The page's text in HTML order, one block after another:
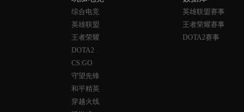
综合电竞
英雄联盟
王者荣耀
DOTA2
CS:GO
守望先锋
和平精英
穿越火线
英雄联盟赛事
王者荣耀赛事
DOTA2赛事